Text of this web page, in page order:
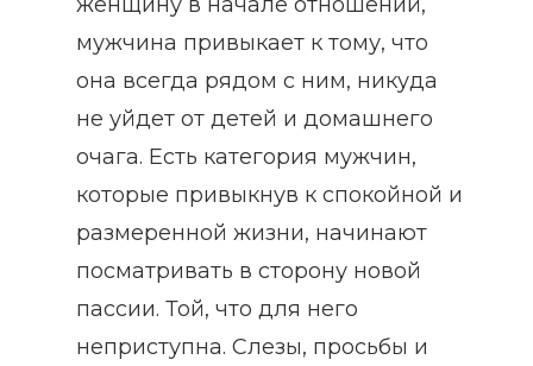
мужчина привыкает к тому, что
она всегда рядом с ним, никуда
не уйдет от детей и домашнего
очага. Есть категория мужчин,
которые привыкнув к спокойной и
размеренной жизни, начинают
посматривать в сторону новой
пассии. Той, что для него
неприступна. Слезы, просьбы и